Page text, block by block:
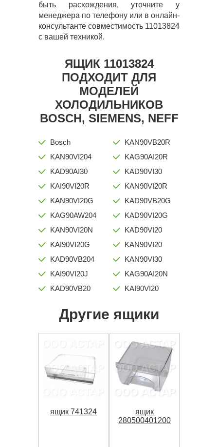
быть расхождения, уточните у
менеджера по телефону или в онлайн-
консультанте совместимость 11013824
с вашей техникой.
ЯЩИК 11013824
ПОДХОДИТ ДЛЯ
МОДЕЛЕЙ
ХОЛОДИЛЬНИКОВ
BOSCH, SIEMENS, NEFF
Bosch
KAN90VI204
KAD90AI30
KAI90VI20R
KAN90VI20G
KAG90AW204
KAN90VI20N
KAI90VI20G
KAD90VB204
KAI90VI20J
KAD90VB20
KAN90VB20R
KAG90AI20R
KAD90VI30
KAN90VI20R
KAD90VB20G
KAD90VI20G
KAD90VI20
KAN90VI20
KAN90VI30
KAG90AI20N
KAI90VI20
Другие ящики
ящик 741324
ящик
280500401200